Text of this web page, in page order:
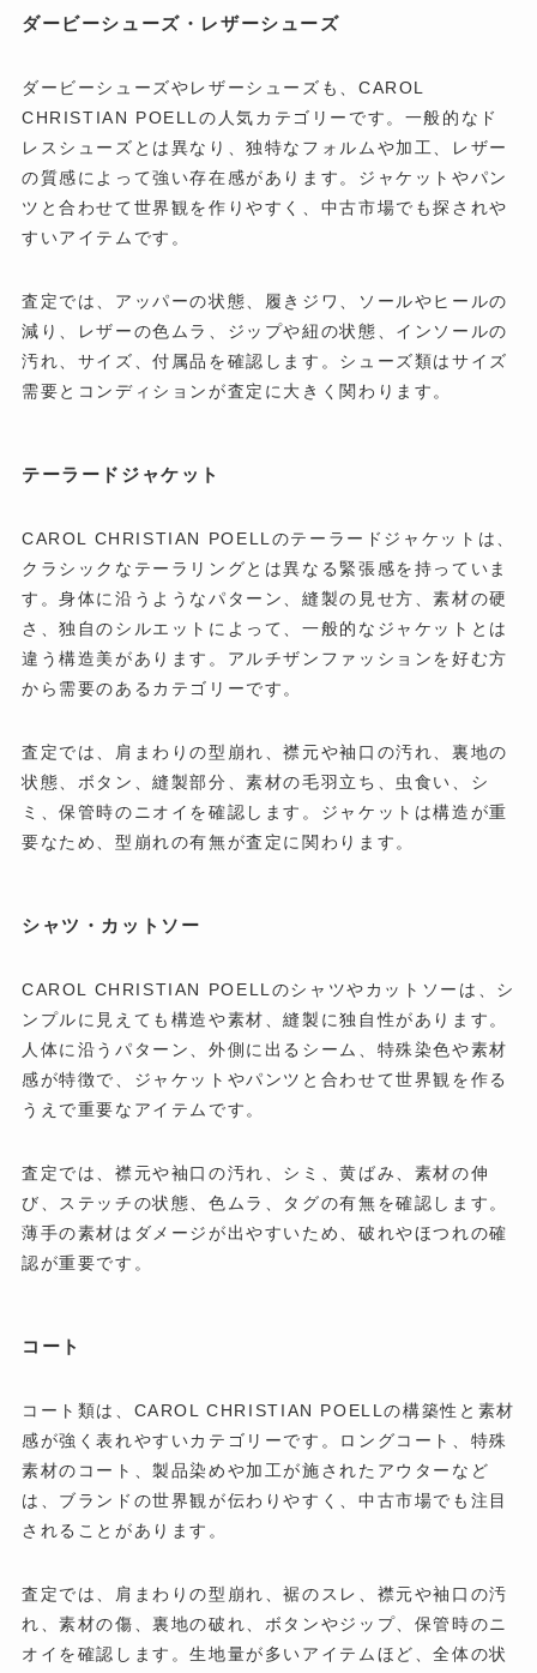
ダービーシューズ・レザーシューズ
ダービーシューズやレザーシューズも、CAROL
CHRISTIAN POELLの人気カテゴリーです。一般的なド
レスシューズとは異なり、独特なフォルムや加工、レザー
の質感によって強い存在感があります。ジャケットやパン
ツと合わせて世界観を作りやすく、中古市場でも探されや
すいアイテムです。
査定では、アッパーの状態、履きジワ、ソールやヒールの
減り、レザーの色ムラ、ジップや紐の状態、インソールの
汚れ、サイズ、付属品を確認します。シューズ類はサイズ
需要とコンディションが査定に大きく関わります。
テーラードジャケット
CAROL CHRISTIAN POELLのテーラードジャケットは、
クラシックなテーラリングとは異なる緊張感を持っていま
す。身体に沿うようなパターン、縫製の見せ方、素材の硬
さ、独自のシルエットによって、一般的なジャケットとは
違う構造美があります。アルチザンファッションを好む方
から需要のあるカテゴリーです。
査定では、肩まわりの型崩れ、襟元や袖口の汚れ、裏地の
状態、ボタン、縫製部分、素材の毛羽立ち、虫食い、シ
ミ、保管時のニオイを確認します。ジャケットは構造が重
要なため、型崩れの有無が査定に関わります。
シャツ・カットソー
CAROL CHRISTIAN POELLのシャツやカットソーは、シ
ンプルに見えても構造や素材、縫製に独自性があります。
人体に沿うパターン、外側に出るシーム、特殊染色や素材
感が特徴で、ジャケットやパンツと合わせて世界観を作る
うえで重要なアイテムです。
査定では、襟元や袖口の汚れ、シミ、黄ばみ、素材の伸
び、ステッチの状態、色ムラ、タグの有無を確認します。
薄手の素材はダメージが出やすいため、破れやほつれの確
認が重要です。
コート
コート類は、CAROL CHRISTIAN POELLの構築性と素材
感が強く表れやすいカテゴリーです。ロングコート、特殊
素材のコート、製品染めや加工が施されたアウターなど
は、ブランドの世界観が伝わりやすく、中古市場でも注目
されることがあります。
査定では、肩まわりの型崩れ、裾のスレ、襟元や袖口の汚
れ、素材の傷、裏地の破れ、ボタンやジップ、保管時のニ
オイを確認します。生地量が多いアイテムほど、全体の状